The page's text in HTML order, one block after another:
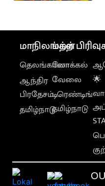
மாநிலங்கள்
தெலங்கானா
ஆந்திர
பிரதேசம்
தமிழ்நாடு
மற்ற
லோக்கல்
வேலை
டிரெண்டிங்
தமிழ்நாடு
🌟